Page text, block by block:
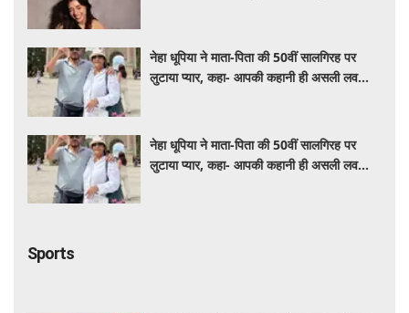
नेहा धूपिया ने माता-पिता की 50वीं सालगिरह पर
लुटाया प्यार, कहा- आपकी कहानी ही असली लव
नेहा धूपिया ने माता-पिता की 50वीं सालगिरह पर
लुटाया प्यार, कहा- आपकी कहानी ही असली लव
Sports